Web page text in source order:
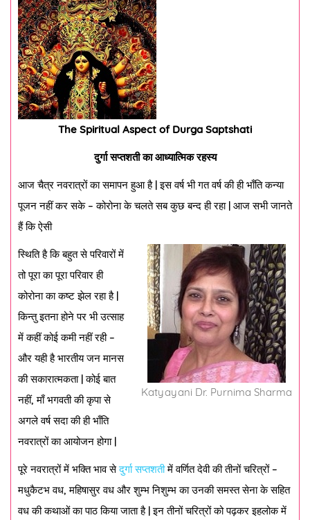
The Spiritual Aspect of Durga Saptshati
दुर्गा सप्तशती का आध्यात्मिक रहस्य
आज चैत्र नवरात्रों का समापन हुआ है | इस वर्ष भी गत वर्ष की ही भाँति कन्या
पूजन नहीं कर सके – कोरोना के चलते सब कुछ बन्द ही रहा | आज सभी जानते
हैं कि ऐसी
Katyayani Dr. Purnima Sharma
स्थिति है कि बहुत से परिवारों में
तो पूरा का पूरा परिवार ही
कोरोना का कष्ट झेल रहा है |
किन्तु इतना होने पर भी उत्साह
में कहीं कोई कमी नहीं रही –
और यही है भारतीय जन मानस
की सकारात्मकता | कोई बात
नहीं, माँ भगवती की कृपा से
अगले वर्ष सदा की ही भाँति
नवरात्रों का आयोजन होगा |
पूरे नवरात्रों में भक्ति भाव सेदुर्गा सप्तशतीमें वर्णित देवी की तीनों चरित्रों –
मधुकैटभ वध, महिषासुर वध और शुम्भ निशुम्भ का उनकी समस्त सेना के सहित
वध की कथाओं का पाठ किया जाता है | इन तीनों चरित्रों को पढ़कर इहलोक में